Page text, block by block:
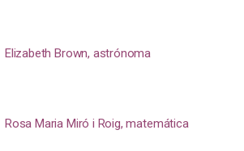
Elizabeth Brown, astrónoma
Rosa Maria Miró i Roig, matemática